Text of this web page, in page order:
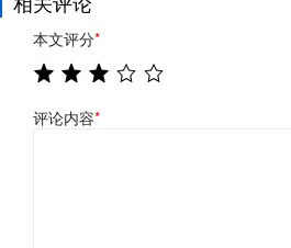
本文评分*
评论内容*